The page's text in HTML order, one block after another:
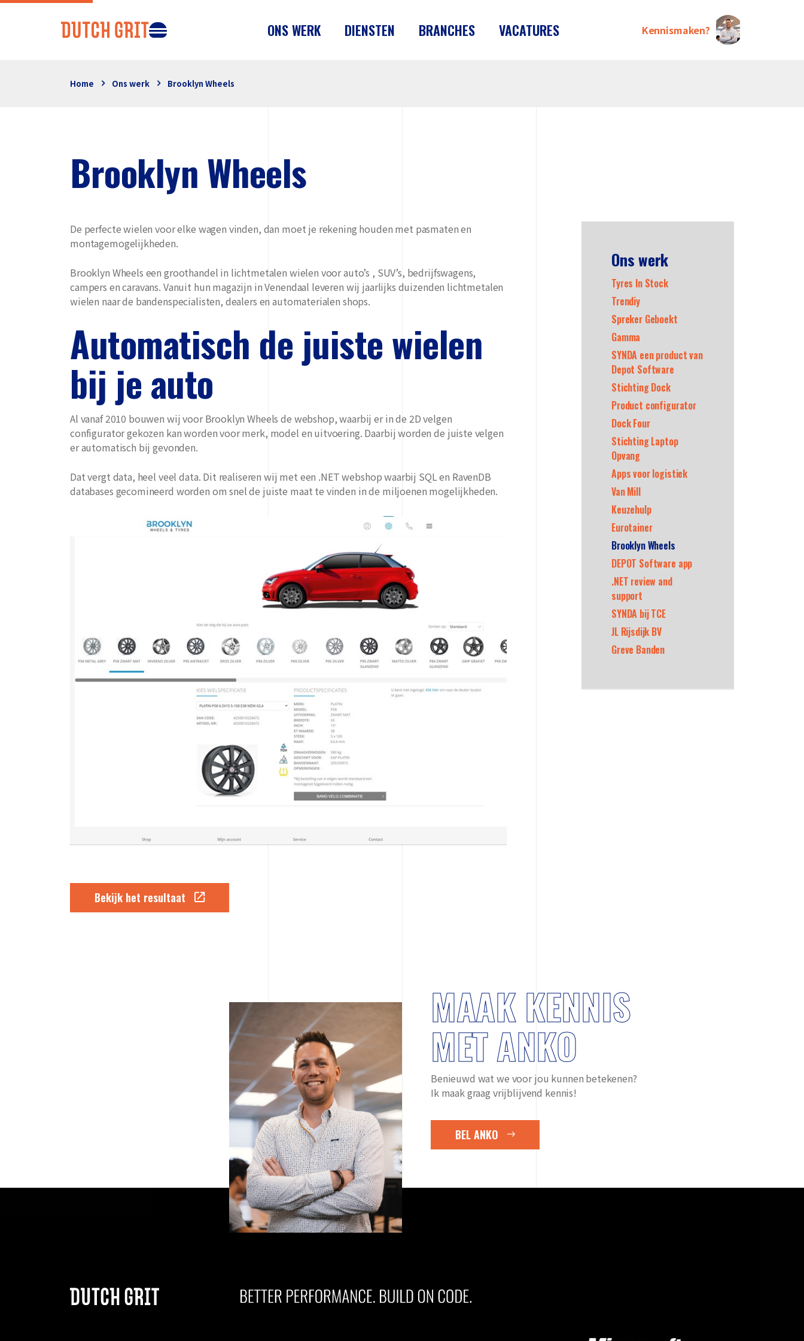
ONS WERK DIENSTEN BRANCHES VACATURES Kennismaken?
Neem contact op met Anko!
Home Ons werk Brooklyn Wheels
Brooklyn Wheels
De perfecte wielen voor elke wagen vinden, dan moet je rekening houden met pasmaten en
montagemogelijkheden.
Brooklyn Wheels een groothandel in lichtmetalen wielen voor auto’s , SUV’s, bedrijfswagens,
campers en caravans. Vanuit hun magazijn in Venendaal leveren wij jaarlijks duizenden lichtmetalen
wielen naar de bandenspecialisten, dealers en automaterialen shops.
Automatisch de juiste wielen
bij je auto
Al vanaf 2010 bouwen wij voor Brooklyn Wheels de webshop, waarbij er in de 2D velgen
configurator gekozen kan worden voor merk, model en uitvoering. Daarbij worden de juiste velgen
er automatisch bij gevonden.
Dat vergt data, heel veel data. Dit realiseren wij met een .NET webshop waarbij SQL en RavenDB
databases gecomineerd worden om snel de juiste maat te vinden in de miljoenen mogelijkheden.
Bekijk het resultaat
Ons werk
Tyres In Stock
Trendiy
Spreker Geboekt
Gamma
SYNDA een product van
Depot Software
Stichting Dock
Product configurator
Dock Four
Stichting Laptop
Opvang
Apps voor logistiek
Van Mill
Keuzehulp
Eurotainer
Brooklyn Wheels
DEPOT Software app
.NET review and
support
SYNDA bij TCE
JL Rijsdijk BV
Greve Banden
MAAK KENNIS
MET ANKO
Benieuwd wat we voor jou kunnen betekenen?
Ik maak graag vrijblijvend kennis!
BEL ANKO